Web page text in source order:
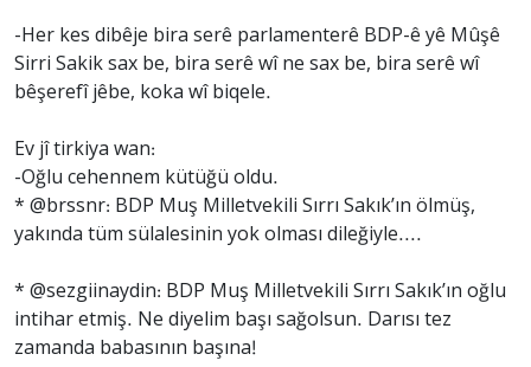
-Her kes dibêje bira serê parlamenterê BDP-ê yê Mûşê
Sirri Sakik sax be, bira serê wî ne sax be, bira serê wî
bêşerefî jêbe, koka wî biqele.
Ev jî tirkiya wan:
-Oğlu cehennem kütüğü oldu.
* @brssnr: BDP Muş Milletvekili Sırrı Sakık’ın ölmüş,
yakında tüm sülalesinin yok olması dileğiyle....
* @sezgiinaydin: BDP Muş Milletvekili Sırrı Sakık’ın oğlu
intihar etmiş. Ne diyelim başı sağolsun. Darısı tez
zamanda babasının başına!